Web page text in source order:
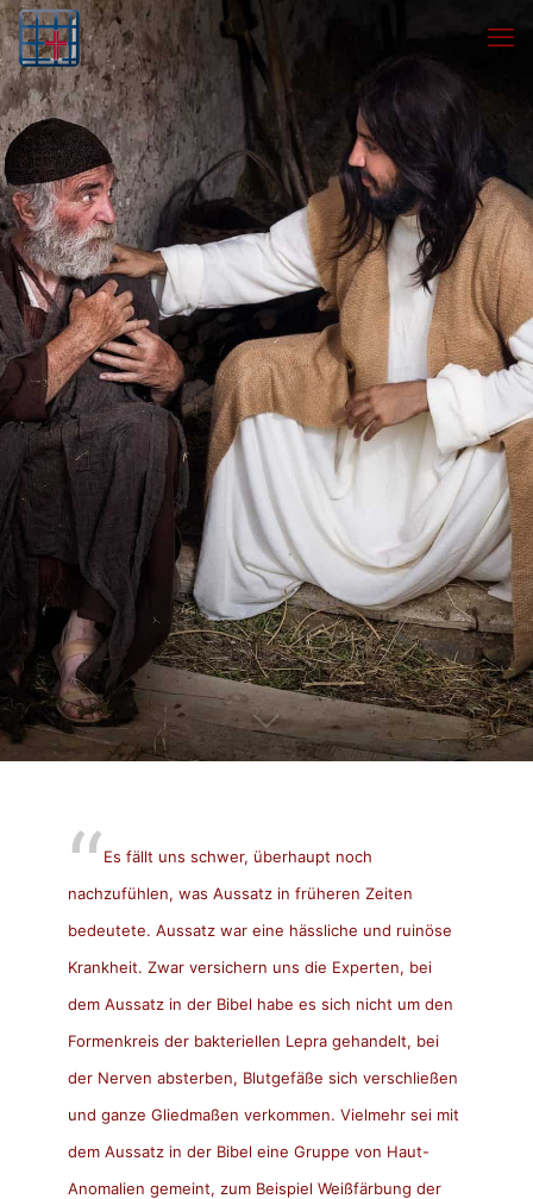
Es fällt uns schwer, überhaupt noch
nachzufühlen, was Aussatz in früheren Zeiten
bedeutete. Aussatz war eine hässliche und ruinöse
Krankheit. Zwar versichern uns die Experten, bei
dem Aussatz in der Bibel habe es sich nicht um den
Formenkreis der bakteriellen Lepra gehandelt, bei
der Nerven absterben, Blutgefäße sich verschließen
und ganze Gliedmaßen verkommen. Vielmehr sei mit
dem Aussatz in der Bibel eine Gruppe von Haut-
Anomalien gemeint, zum Beispiel Weißfärbung der